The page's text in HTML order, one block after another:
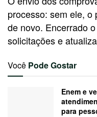
processo: sem ele, o
de novo. Encerrado
solicitações e
Você Pode Gostar
Enem e
para